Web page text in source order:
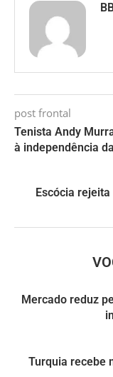
post frontal
Tenista Andy
à independência
Escócia
Mercado reduz
Turquia recebe